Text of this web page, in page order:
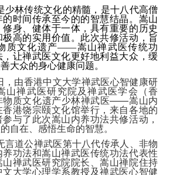
少林传统文化的精髓，是十八代高僧
时间传承至今的的智慧结晶。嵩山
身、健体于一体，具有重要的历史
高的实用价值。此次共修活动，旨
质文化遗产——嵩山禅武医传统功
让禅武医文化更好地利益大众，缓
大众的身心健康问题。
，由香港中文大学禅武医心智健康研
山禅武医研究院及禅武医学会（香
物质文化遗产少林禅武医——嵩山内
港饶宗颐文化馆举行，来自各地的
与了此次嵩山内养功法共修活动，
自在、感悟生命的智慧。
言道公禅武医第十八代传承人、非物
功法和嵩山禅武医传统功法代表性
禅武医研究院院长、嵩山禅院住持
大学心理学系教授及禅武医心智健